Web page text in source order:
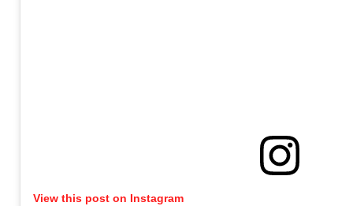
View this post on Instagram